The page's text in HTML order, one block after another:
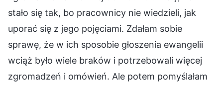
stało się tak, bo pracownicy nie wiedzieli, jak
uporać się z jego pojęciami. Zdałam sobie
sprawę, że w ich sposobie głoszenia ewangelii
wciąż było wiele braków i potrzebowali więcej
zgromadzeń i omówień. Ale potem pomyślałam